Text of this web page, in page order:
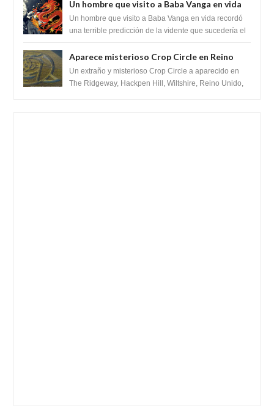
Un hombre que visito a Baba Vanga en vida
recordó la terrible predicción de la vidente
para febrero de 2022.
Un hombre que visito a Baba Vanga en vida recordó
una terrible predicción de la vidente que sucedería el
Aparece misterioso Crop Circle en Reino
Unido 23 de junio 2016
Un extraño y misterioso Crop Circle a aparecido en
The Ridgeway, Hackpen Hill, Wiltshire, Reino Unido,